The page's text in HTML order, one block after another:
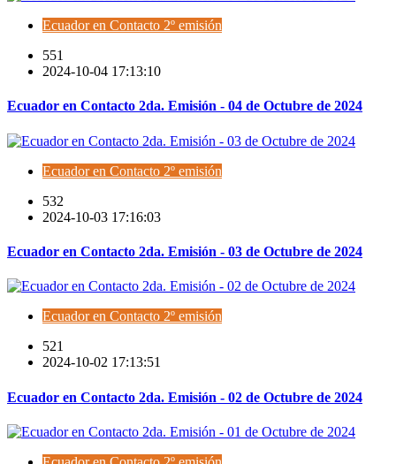
Ecuador en Contacto 2º emisión
551
2024-10-04 17:13:10
Ecuador en Contacto 2da. Emisión - 04 de Octubre de 2024
Ecuador en Contacto 2º emisión
532
2024-10-03 17:16:03
Ecuador en Contacto 2da. Emisión - 03 de Octubre de 2024
Ecuador en Contacto 2º emisión
521
2024-10-02 17:13:51
Ecuador en Contacto 2da. Emisión - 02 de Octubre de 2024